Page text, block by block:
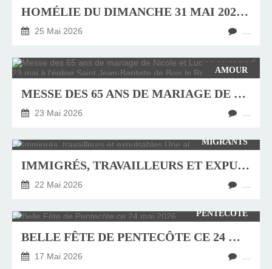
HOMÉLIE DU DIMANCHE 31 MAI 2026, FÊTE DE LA SAINTE TRINITÉ
25 Mai 2026
AMOUR
MESSE DES 65 ANS DE MARIAGE DE NICOLE ET LUCIEN CE SAMEDI 23 MAI À L'ÉGLISE SAINT JEAN-BAPTISTE DE BOIS LE ROY (EURE)
23 Mai 2026
MIGRANTS
IMMIGRÉS, TRAVAILLEURS ET EXPULSABLES UNE ABSURDITÉ FRANÇAISE
22 Mai 2026
PENTECÔTE
BELLE FÊTE DE PENTECÔTE CE 24 MAI 2026
17 Mai 2026